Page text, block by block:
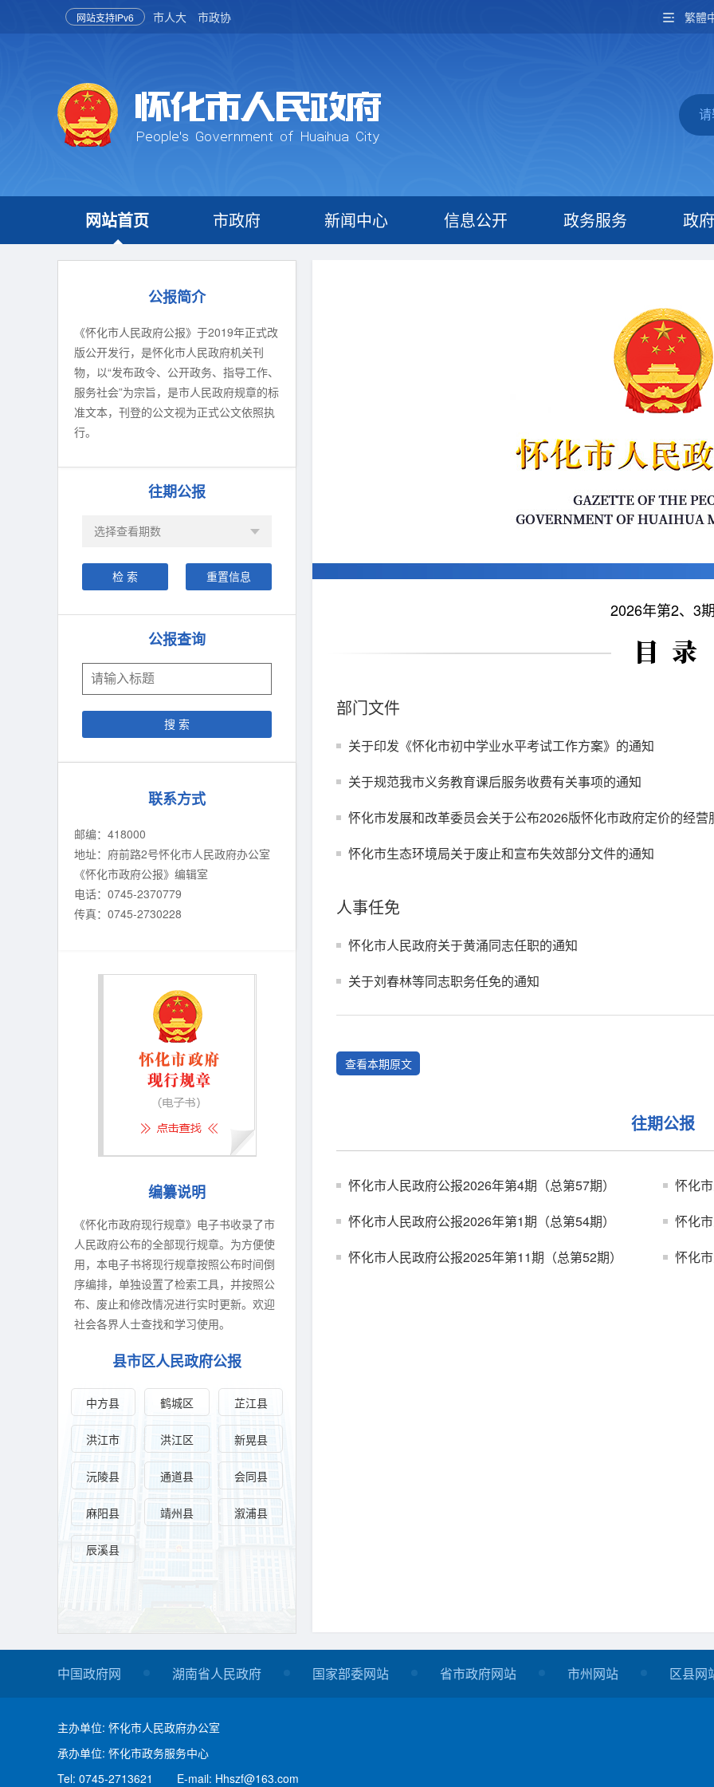
网站支持IPv6 市人大 市政协 繁體
网站首页 市政府 新闻中心 信息公开 政务服务 政
公报简介
《怀化市人民政府公报》于2019年正式改
版公开发行，是怀化市人民政府机关刊
物，以“发布政令、公开政务、指导工作、
服务社会”为宗旨，是市人民政府规章的标
准文本，刊登的公文视为正式公文依照执
行。
往期公报
公报查询
联系方式
邮编：418000
地址：府前路2号怀化市人民政府办公室
《怀化市政府公报》编辑室
电话：0745-2370779
传真：0745-2730228
编纂说明
《怀化市政府现行规章》电子书收录了市
人民政府公布的全部现行规章。为方便使
用，本电子书将现行规章按照公布时间倒
序编排，单独设置了检索工具，并按照公
布、废止和修改情况进行实时更新。欢迎
社会各界人士查找和学习使用。
2026年第2、3
部门文件
关于印发《怀化市初中学业水平考试工作方案》的通知
关于规范我市义务教育课后服务收费有关事项的通知
怀化市发展和改革委员会关于公布2026版怀化市政府定价的经
怀化市生态环境局关于废止和宣布失效部分文件的通知
人事任免
怀化市人民政府关于黄涌同志任职的通知
关于刘春林等同志职务任免的通知
查看本期原文
往期公报
怀化市人民政府公报2026年第4期（总第57期）
怀化
怀化市人民政府公报2026年第1期（总第54期）
怀化
怀化市人民政府公报2025年第11期（总第52期）
怀化
中国政府网 湖南省人民政府 国家部委网站 省市政府网站 市州网站 区县网
主办单位: 怀化市人民政府办公室
承办单位: 怀化市政务服务中心
Tel: 0745-2713621
E-mail: Hhszf@163.com